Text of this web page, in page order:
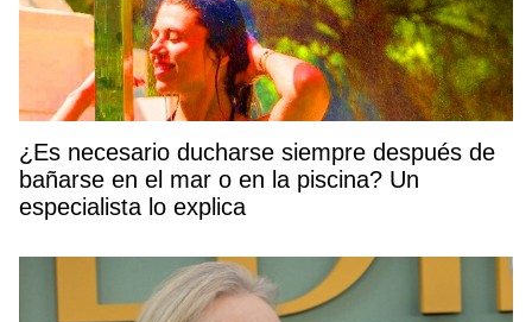
¿Es necesario ducharse siempre después de
bañarse en el mar o en la piscina? Un
especialista lo explica